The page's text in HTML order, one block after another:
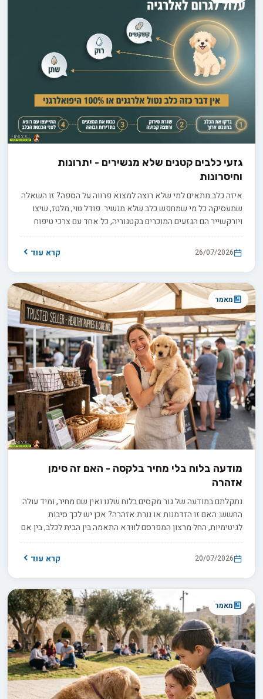
גזעי כלבים קטנים שלא מנשירים - יתרונות
וחיסרונות
איזה כלב מתאים למי שלא רוצה למצוא פרווה על הספה? זו השאלה
שמעסיקה כל מי שמחפש כלב שלא מנשיר. פודל טוי, מלטז, שיצו
ויורקשייר הם הגזעים המוכרים בקטגוריה, כל אחד עם צרכי טיפוח
שונים. אבל התווית "היפואלרגני" יכולה להטעות, ולפני שמשקיעים
3,000 עד 8,000 ש"ח בגור חשוב לדעת בדיוק מה לשאול את המוכר
כדי להבדיל בין הבטחה למציאות.
26/07/2026 קרא עוד
מאמר
מודעה בלוח בלי מחיר בלקסה - האם זה סימן
אזהרה
נתקלתם במודעה של גור מקסים בלוח שלנו ואין שם מחיר, ומיד עולה
החשש: האם זו הזדמנות או נורת אזהרה? אכן יש לכך סיבות
לגיטימיות, החל מרצון המפרסם לוודא התאמה בין הבית לכלב, בין אם
למכירה ובין אם לאימוץ, ועד למחיר שמשתנה בין גורים באותה מלטה.
בפועל השאלה היא לא רק כמה זה עולה, אלא כמה שקיפות
המפרסם מוכן להציע כשמבקשים ממנו פרטים.
20/07/2026 קרא עוד
מאמר